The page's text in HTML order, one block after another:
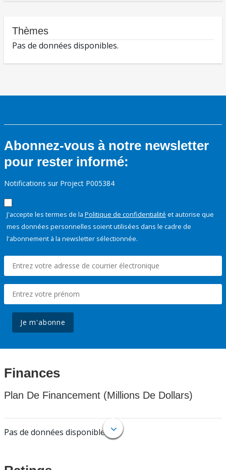
Thèmes
Pas de données disponibles.
Abonnez-vous à notre newsletter
pour rester informé:
Notifications sur Project P005384
J'accepte les termes de la Politique de confidentialité et autorise que
mes données personnelles soient utilisées dans le cadre de
l'abonnement à la newsletter sélectionnée.
Je m'abonne
Finances
Plan De Financement (Millions De Dollars)
Pas de données disponibles.